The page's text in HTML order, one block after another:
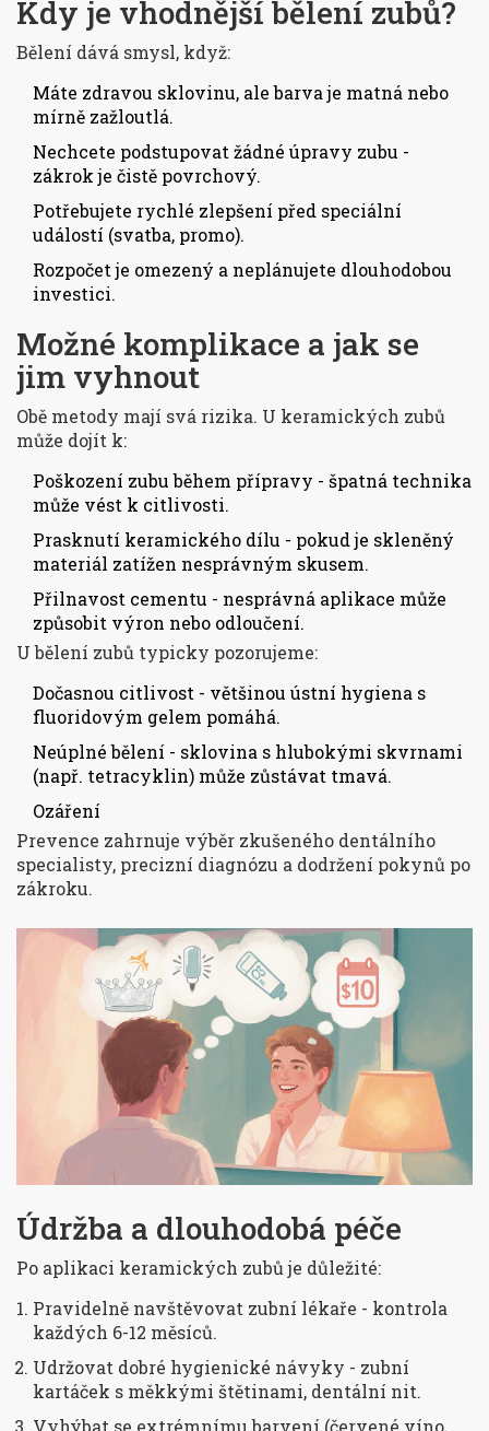
Kdy je vhodnější bělení zubů?
Bělení dává smysl, když:
Máte zdravou sklovinu, ale barva je matná nebo
mírně zažloutlá.
Nechcete podstupovat žádné úpravy zubu -
zákrok je čistě povrchový.
Potřebujete rychlé zlepšení před speciální
událostí (svatba, promo).
Rozpočet je omezený a neplánujete dlouhodobou
investici.
Možné komplikace a jak se
jim vyhnout
Obě metody mají svá rizika. U keramických zubů
může dojít k:
Poškození zubu během přípravy - špatná technika
může vést k citlivosti.
Prasknutí keramického dílu - pokud je skleněný
materiál zatížen nesprávným skusem.
Přilnavost cementu - nesprávná aplikace může
způsobit výron nebo odloučení.
Ubělení zubů typicky pozorujeme:
Dočasnou citlivost - většinou ústní hygiena s
fluoridovým gelem pomáhá.
Neúplné bělení - sklovina s hlubokými skvrnami
(např. tetracyklin) může zůstávat tmavá.
Ozáření
Prevence zahrnuje výběr zkušeného dentálního
specialisty, precizní diagnózu a dodržení pokynů po
zákroku.
Údržba a dlouhodobá péče
Po aplikaci keramických zubů je důležité:
Pravidelně navštěvovat zubní lékaře - kontrola
každých 6-12 měsíců.
Udržovat dobré hygienické návyky - zubní
kartáček s měkkými štětinami, dentální nit.